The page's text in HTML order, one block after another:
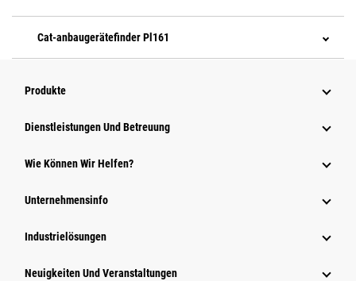
Cat-anbaugerätefinder Pl161
Produkte
Dienstleistungen Und Betreuung
Wie Können Wir Helfen?
Unternehmensinfo
Industrielösungen
Neuigkeiten Und Veranstaltungen